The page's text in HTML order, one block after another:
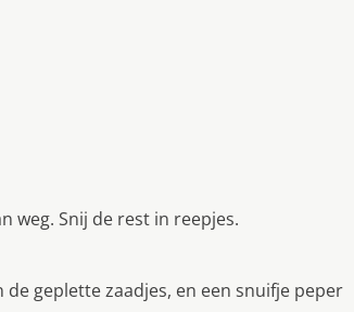
weg. Snij de rest in reepjes.
geplette zaadjes, en een snuifje peper